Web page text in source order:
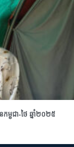
ម្ពុជា-ថៃ ឆ្នាំ២០២៥